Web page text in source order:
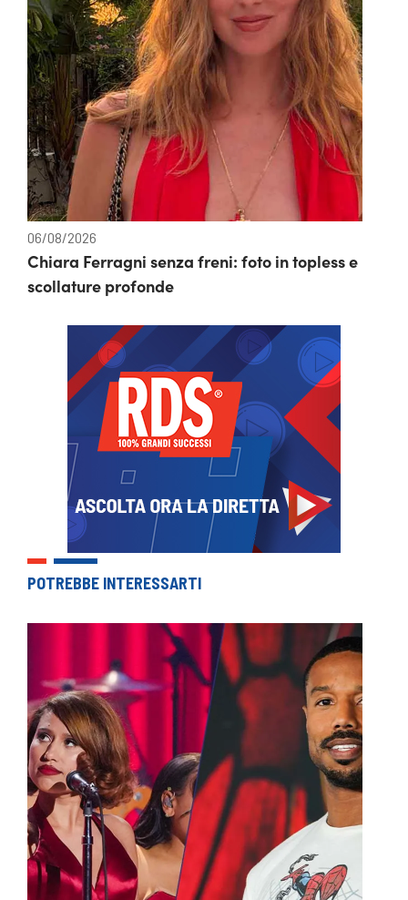
06/08/2026
Chiara Ferragni senza freni: foto in topless e
scollature profonde
POTREBBE INTERESSARTI